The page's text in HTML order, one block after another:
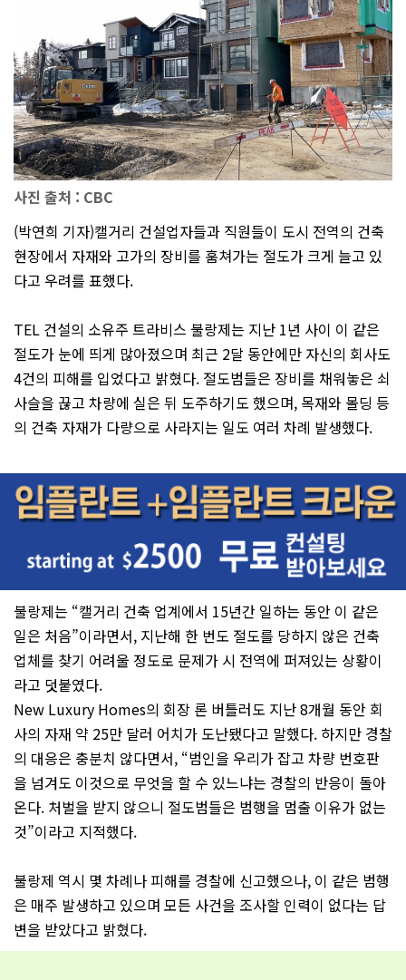
사진 출처 : CBC
(박연희 기자)캘거리 건설업자들과 직원들이 도시 전역의 건축
현장에서 자재와 고가의 장비를 훔쳐가는 절도가 크게 늘고 있
다고 우려를 표했다.
TEL 건설의 소유주 트라비스 불랑제는 지난 1년 사이 이 같은
절도가 눈에 띄게 많아졌으며 최근 2달 동안에만 자신의 회사도
4건의 피해를 입었다고 밝혔다. 절도범들은 장비를 채워놓은 쇠
사슬을 끊고 차량에 실은 뒤 도주하기도 했으며, 목재와 몰딩 등
의 건축 자재가 다량으로 사라지는 일도 여러 차례 발생했다.
불랑제는 “캘거리 건축 업계에서 15년간 일하는 동안 이 같은
일은 처음”이라면서, 지난해 한 번도 절도를 당하지 않은 건축
업체를 찾기 어려울 정도로 문제가 시 전역에 퍼져있는 상황이
라고 덧붙였다.
New Luxury Homes의 회장 론 버틀러도 지난 8개월 동안 회
사의 자재 약 25만 달러 어치가 도난됐다고 말했다. 하지만 경찰
의 대응은 충분치 않다면서, “범인을 우리가 잡고 차량 번호판
을 넘겨도 이것으로 무엇을 할 수 있느냐는 경찰의 반응이 돌아
온다. 처벌을 받지 않으니 절도범들은 범행을 멈출 이유가 없는
것”이라고 지적했다.
불랑제 역시 몇 차례나 피해를 경찰에 신고했으나, 이 같은 범행
은 매주 발생하고 있으며 모든 사건을 조사할 인력이 없다는 답
변을 받았다고 밝혔다.